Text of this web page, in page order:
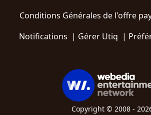
Conditions Générales de l'offre
Notifications | Gérer Utiq |
Copyright © 2008 -